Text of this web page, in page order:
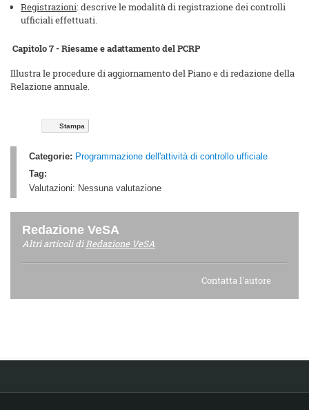
Registrazioni: descrive le modalità di registrazione dei controlli
ufficiali effettuati.
Capitolo 7 - Riesame e adattamento del PCRP
Illustra le procedure di aggiornamento del Piano e di redazione della
Relazione annuale.
Stampa
Categorie: Programmazione dell'attività di controllo ufficiale
Tag:
Valutazioni: Nessuna valutazione
Redazione VeSA
Altri articoli diRedazione VeSA
Contatta l'autore